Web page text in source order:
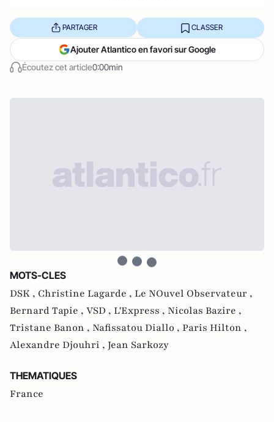
Écoutez cet article0:00min
PARTAGER CLASSER
Ajouter Atlantico en favori sur Google
MOTS-CLES
DSK , Christine Lagarde , Le NOuvel Observateur ,
Bernard Tapie , VSD , L'Express , Nicolas Bazire ,
Tristane Banon , Nafissatou Diallo , Paris Hilton ,
Alexandre Djouhri , Jean Sarkozy
THEMATIQUES
France